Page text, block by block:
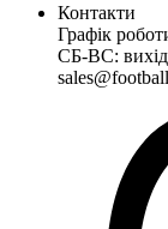
Контакти
Графік
СБ-ВС: